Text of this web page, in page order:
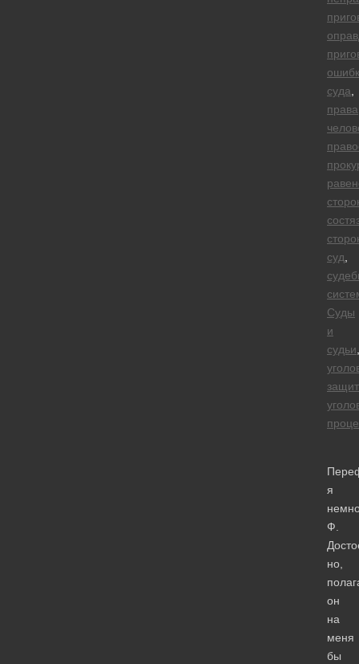
суда,
права
суд,
Суды
и
судьи,
я
Ф.
но,
он
на
меня
бы